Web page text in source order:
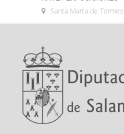
Santa Marta de Tormes